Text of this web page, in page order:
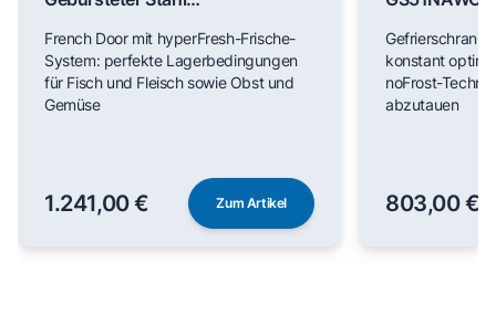
KF96NVPEA
French Door mit hyperFresh-Frische-
System: perfekte Lagerbedingungen
für Fisch und Fleisch sowie Obst und
Gemüse
1.241,00 € Zum Artikel
Gefrierschrank
konstant
noFrost-
abzutauen
803,00 €